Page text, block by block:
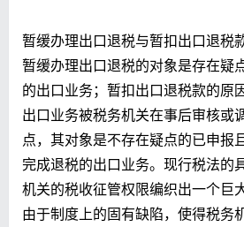
暂缓办理出口退税与暂扣出口退税
暂缓办理出口退税的对象是存在疑
的出口业务；暂扣出口退税款的原
出口业务被税务机关在事后审核或
点，其对象是不存在疑点的已申报
完成退税的出口业务。现行税法的
机关的税收征管权限编织出一个巨
由于制度上的固有缺陷，使得税务